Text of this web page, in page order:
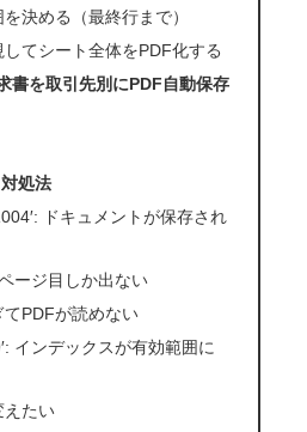
決める（最終行まで）
てシート全体をPDF化する
書を取引先別にPDF自動保存
処法
ドキュメントが保存され
ージ目しか出ない
PDFが読めない
インデックスが有効範囲に
えたい